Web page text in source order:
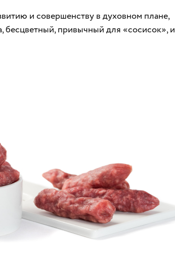
и совершенству в духовном плане,
бесцветный, привычный для «сосисок», и